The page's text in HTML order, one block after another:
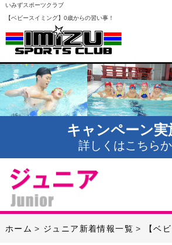
いみずスポーツクラブ
【ベビースイミング】0歳からの習い事！
キャンペーン実
詳しくはこちら
ホーム ジュニア新着情報一覧 【ベ